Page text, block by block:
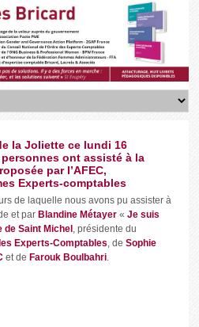
la Joliette ce lundi 16
ont assisté à la
par l’AFEC,
Experts-comptables
de laquelle nous avons pu assister à
et par Blandine Métayer« Je suis
de Saint Michel , présidente du
Experts-Comptables, de Sophie
et de Farouk Boulbahri.